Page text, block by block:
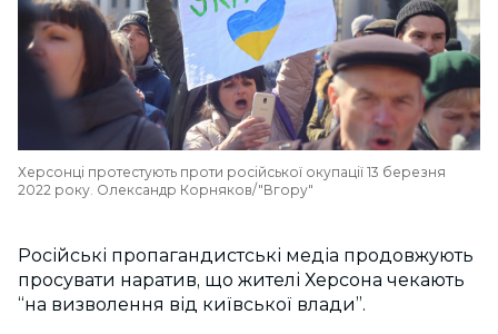
Херсонці протестують проти російської окупації 13 березня
2022 року. Олександр Корняков/"Вгору"
Російські пропагандистські медіа продовжують
просувати наратив, що жителі Херсона чекають
“на визволення від київської влади”.